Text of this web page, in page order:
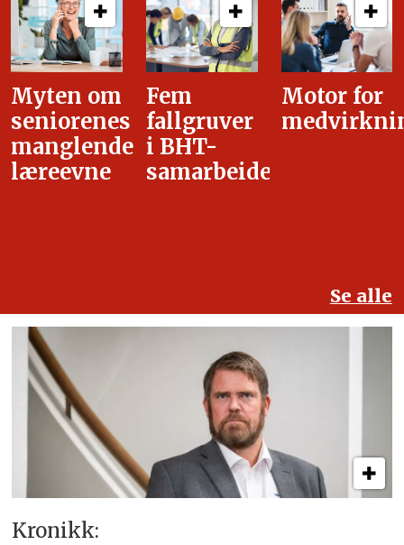
Fem
fallgruver
i BHT-
samarbeidet
Motor for
medvirkning
i
Se alle
Kronikk: